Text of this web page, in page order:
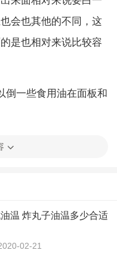
会也其他的不同，这
是也相对来说比较容
倒一些食用油在面板和
提前抹上了油，在真
抹，这样就会减少油
温 炸丸子油温多少合适
02-21